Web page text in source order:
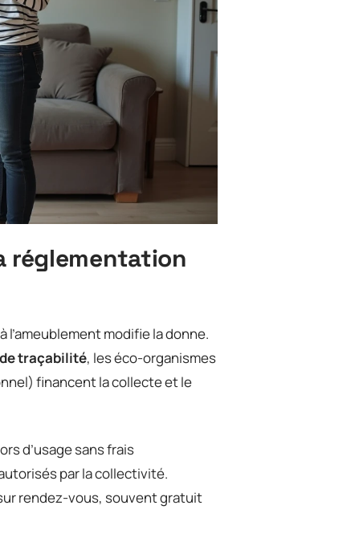
réglementation
modifie la donne.
traçabilité, les éco-organismes
financent la collecte et le
d’usage sans frais
par la collectivité.
rendez-vous, souvent gratuit